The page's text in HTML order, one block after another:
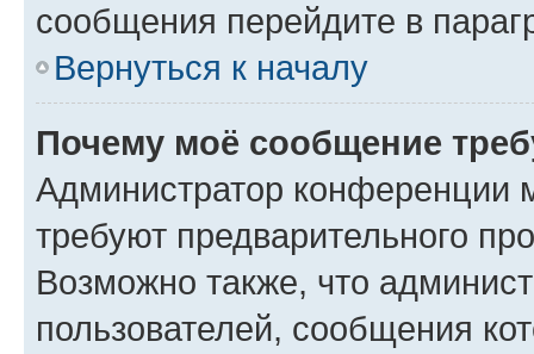
сообщения перейдите в
Вернуться к началу
Почему моё сообщение
Администратор конференции
требуют предварительного
Возможно также, что
пользователей, сообщения